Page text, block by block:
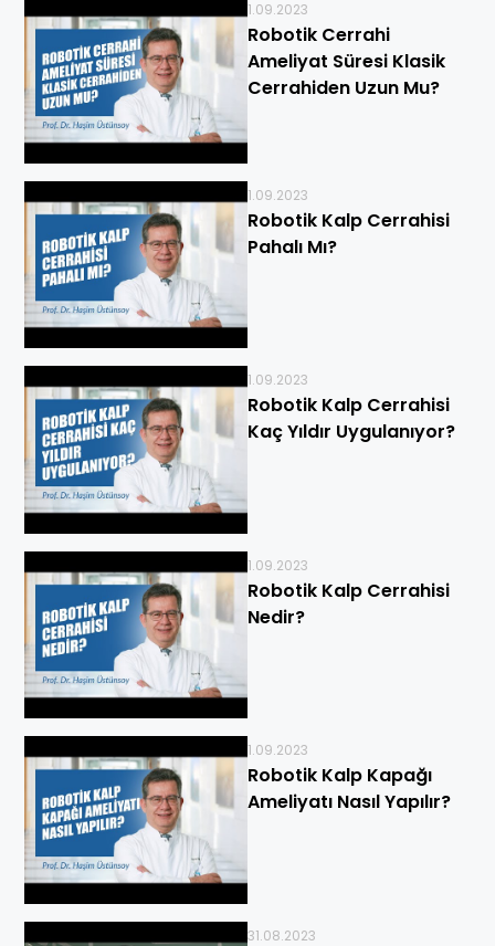
1.09.2023
Robotik Cerrahi
Ameliyat Süresi Klasik
Cerrahiden Uzun Mu?
1.09.2023
Robotik Kalp Cerrahisi
Pahalı Mı?
1.09.2023
Robotik Kalp Cerrahisi
Kaç Yıldır Uygulanıyor?
1.09.2023
Robotik Kalp Cerrahisi
Nedir?
1.09.2023
Robotik Kalp Kapağı
Ameliyatı Nasıl Yapılır?
31.08.2023